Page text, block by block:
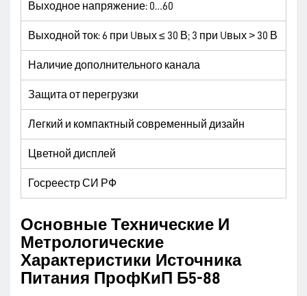
Выходное напряжение: 0…60
Выходной ток: 6 при Uвых ≤ 30 В; 3 при Uвых ˃ 30 В
Наличие дополнительного канала
Защита от перегрузки
Легкий и компактный современный дизайн
Цветной дисплей
Госреестр СИ РФ
Основные Технические И
Метрологические
Характеристики Источника
Питания ПрофКиП Б5-88